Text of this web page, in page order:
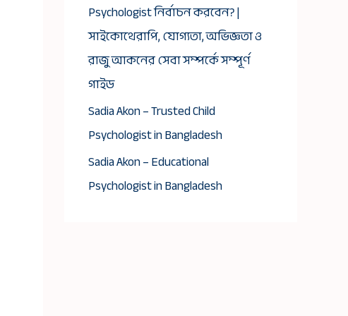
Psychologist নির্বাচন করবেন? |
সাইকোথেরাপি, যোগ্যতা, অভিজ্ঞতা ও
রাজু আকনের সেবা সম্পর্কে সম্পূর্ণ
গাইড
Sadia Akon – Trusted Child
Psychologist in Bangladesh
Sadia Akon – Educational
Psychologist in Bangladesh